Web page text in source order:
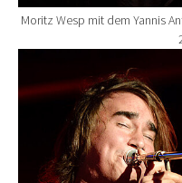
Moritz Wesp mit dem Yannis